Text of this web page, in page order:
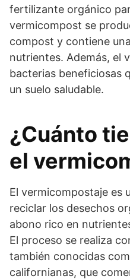
fertilizante orgánico
vermicompost se
compost y contiene
nutrientes. Además, el
bacterias beneficiosas
un suelo saludable.
¿Cuánto
el
El vermicompostaje es
reciclar los desechos
abono rico en
El proceso se realiza
también conocidas
californianas, que